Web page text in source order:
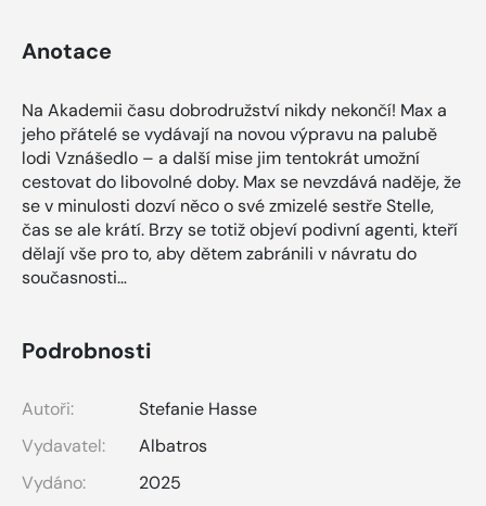
Anotace
Na Akademii času dobrodružství nikdy nekončí! Max a
jeho přátelé se vydávají na novou výpravu na palubě
lodi Vznášedlo – a další mise jim tentokrát umožní
cestovat do libovolné doby. Max se nevzdává naděje, že
se v minulosti dozví něco o své zmizelé sestře Stelle,
čas se ale krátí. Brzy se totiž objeví podivní agenti, kteří
dělají vše pro to, aby dětem zabránili v návratu do
současnosti…
Podrobnosti
Autoři:
Stefanie Hasse
Vydavatel:
Albatros
Vydáno:
2025